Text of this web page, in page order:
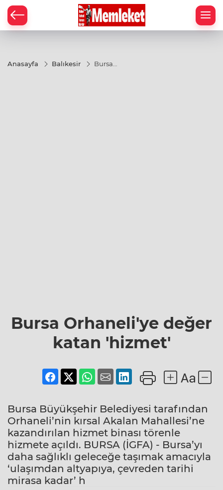
Anasayfa Balıkesir
Bursa
Bursa Orhaneli'ye değer
katan 'hizmet'
Bursa Büyükşehir Belediyesi tarafından
Orhaneli’nin kırsal Akalan Mahallesi’ne
kazandırılan hizmet binası törenle
hizmete açıldı. BURSA (İGFA) - Bursa’yı
daha sağlıklı geleceğe taşımak amacıyla
‘ulaşımdan altyapıya, çevreden tarihi
mirasa kadar’ h